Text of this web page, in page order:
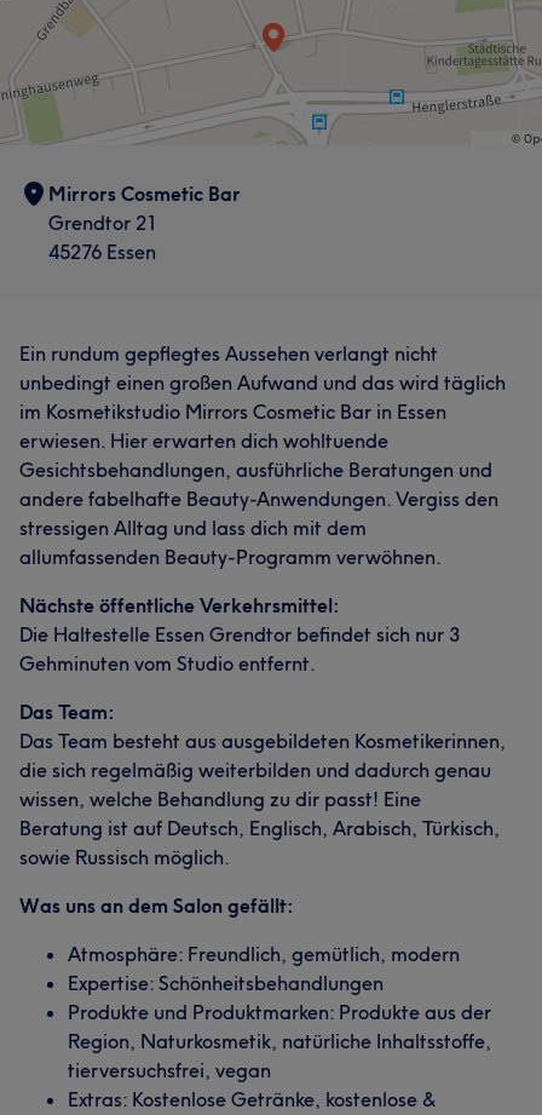
Mirrors Cosmetic Bar
Grendtor 21
45276 Essen
Ein rundum gepflegtes Aussehen verlangt nicht
unbedingt einen großen Aufwand und das wird täglich
im Kosmetikstudio Mirrors Cosmetic Bar in Essen
erwiesen. Hier erwarten dich wohltuende
Gesichtsbehandlungen, ausführliche Beratungen und
andere fabelhafte Beauty-Anwendungen. Vergiss den
stressigen Alltag und lass dich mit dem
allumfassenden Beauty-Programm verwöhnen.
Nächste öffentliche Verkehrsmittel:
Die Haltestelle Essen Grendtor befindet sich nur 3
Gehminuten vom Studio entfernt.
Das Team:
Das Team besteht aus ausgebildeten Kosmetikerinnen,
die sich regelmäßig weiterbilden und dadurch genau
wissen, welche Behandlung zu dir passt! Eine
Beratung ist auf Deutsch, Englisch, Arabisch, Türkisch,
sowie Russisch möglich.
Was uns an dem Salon gefällt:
Atmosphäre: Freundlich, gemütlich, modern
Expertise: Schönheitsbehandlungen
Produkte und Produktmarken: Produkte aus der
Region, Naturkosmetik, natürliche Inhaltsstoffe,
tierversuchsfrei, vegan
Extras: Kostenlose Getränke, kostenlose &